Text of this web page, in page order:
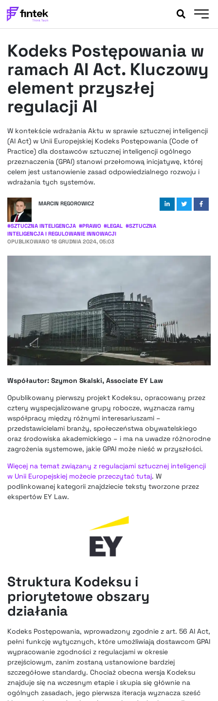
BANKOWOŚĆ
FELIETONY
WYWIADY
LEGAL
FINTEKEXTRA
OKIEM EKSPERTA
Kodeks Postępowania w
ramach AI Act. Kluczowy
element przyszłej
regulacji AI
W kontekście wdrażania Aktu w sprawie sztucznej inteligencji
(AI Act) w Unii Europejskiej Kodeks Postępowania (Code of
Practice) dla dostawców sztucznej inteligencji ogólnego
przeznaczenia (GPAI) stanowi przełomową inicjatywę, której
celem jest ustanowienie zasad odpowiedzialnego rozwoju i
wdrażania tych systemów.
MARCIN RĘGOROWICZ
#SZTUCZNA INTELIGENCJA #PRAWO #LEGAL #SZTUCZNA
INTELIGENCJA I REGULOWANIE INNOWACJI
OPUBLIKOWANO 18 GRUDNIA 2024, 05:03
Współautor: Szymon Skalski, Associate EY Law
Opublikowany pierwszy projekt Kodeksu, opracowany przez
cztery wyspecjalizowane grupy robocze, wyznacza ramy
współpracy między różnymi interesariuszami –
przedstawicielami branży, społeczeństwa obywatelskiego
oraz środowiska akademickiego – i ma na uwadze różnorodne
zagrożenia systemowe, jakie GPAI może nieść w przyszłości.
Więcej na temat związany z regulacjami sztucznej inteligencji
w Unii Europejskiej możecie przeczytać tutaj. W
podlinkowanej kategorii znajdziecie teksty tworzone przez
ekspertów EY Law.
Struktura Kodeksu i
priorytetowe obszary
działania
Kodeks Postępowania, wprowadzony zgodnie z art. 56 AI Act,
pełni funkcję wytycznych, które umożliwiają dostawcom GPAI
wypracowanie zgodności z regulacjami w okresie
przejściowym, zanim zostaną ustanowione bardziej
szczegółowe standardy. Chociaż obecna wersja Kodeksu
znajduje się na wczesnym etapie i skupia się głównie na
ogólnych zasadach, jego pierwsza iteracja wyznacza sześć